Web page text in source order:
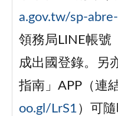
a.gov.tw/sp-
領務局LINE帳號
成出國登錄。另
指南」APP（連
oo.gl/LrS1 ）可